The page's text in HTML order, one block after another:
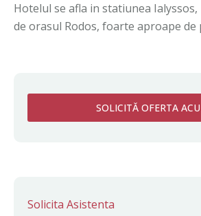
Hotelul se afla in statiunea
de orasul Rodos, foarte aproape de
SOLICITĂ OFERTA
Solicita Asistenta